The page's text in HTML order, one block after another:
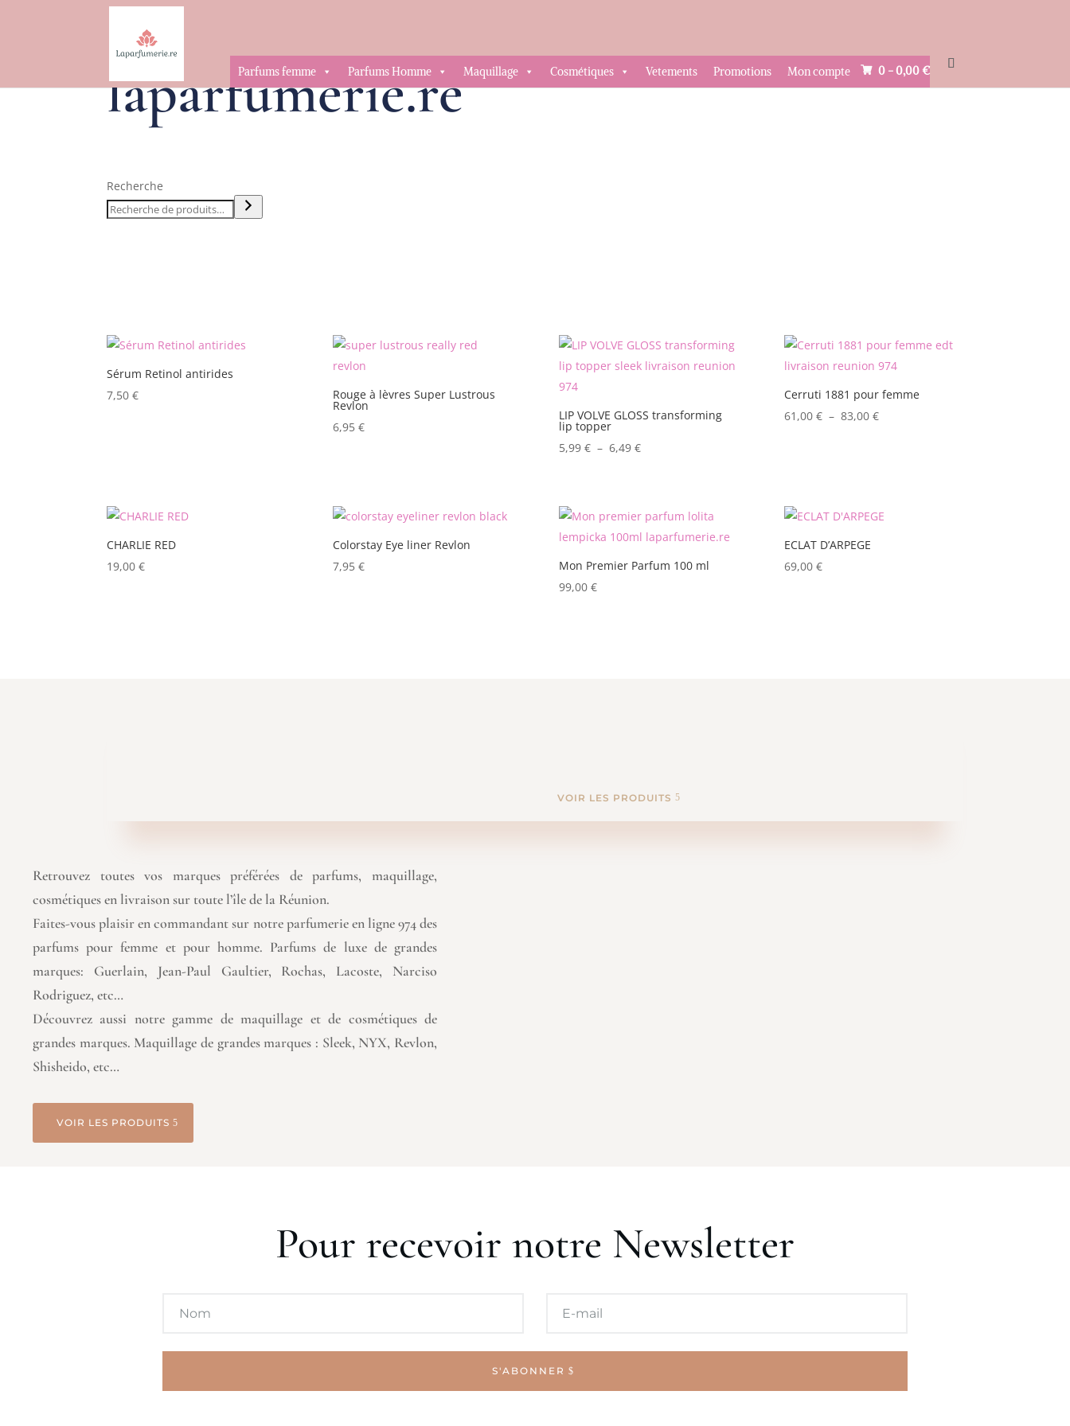
Parfums femme Parfums Homme Maquillage Cosmétiques Vetements Promotions Mon compte 0 -0,00€
laparfumerie.re
Recherche
Sérum Retinol antirides
7,50€ Rouge à lèvres Super Lustrous
Revlon
6,95 €
LIP VOLVE GLOSS transforming
lip topper
5,99 € – 6,49 €Plage
5,99 €
à
Cerruti 1881 pour femme
61,00€ – 83,00€Plage
83,00 €
CHARLIE RED
19,00€
Colorstay Eye liner Revlon
7,95 €
Mon Premier Parfum 100 ml
99,00 €
ECLAT D’ARPEGE
69,00€
VOIR LES PRODUITS
Retrouvez toutes vos marques préférées de parfums, maquillage,
cosmétiques en livraison sur toute l’île de la Réunion.
Faites-vous plaisir en commandant sur notre parfumerie en ligne 974 des
parfums pour femme et pour homme. Parfums de luxe de grandes
marques: Guerlain, Jean-Paul Gaultier, Rochas, Lacoste, Narciso
Rodriguez, etc…
Découvrez aussi notre gamme de maquillage et de cosmétiques de
grandes marques. Maquillage de grandes marques : Sleek, NYX, Revlon,
Shisheido, etc…
VOIR LES PRODUITS
Pour recevoir notre Newsletter
S'ABONNER